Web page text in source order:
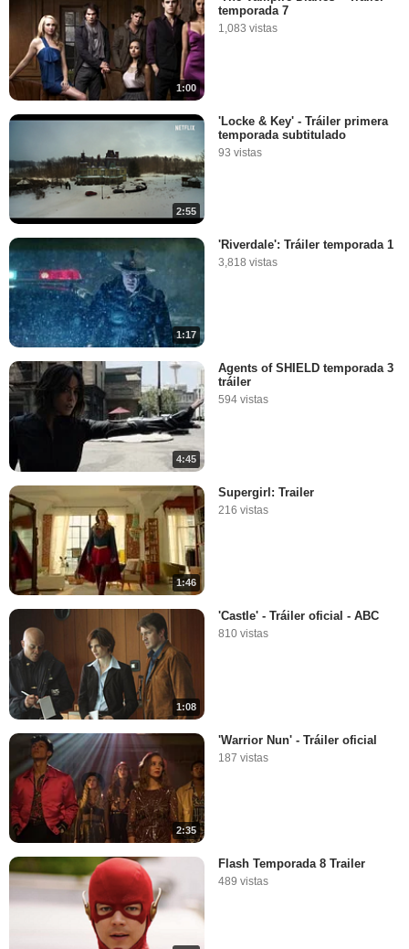
1:00
temporada 7
1,083 vistas
2:55
'Locke & Key' - Tráiler primera
temporada subtitulado
93 vistas
1:17
'Riverdale': Tráiler temporada 1
3,818 vistas
4:45
Agents of SHIELD temporada 3
tráiler
594 vistas
1:46
Supergirl: Trailer
216 vistas
1:08
'Castle' - Tráiler oficial - ABC
810 vistas
2:35
'Warrior Nun' - Tráiler oficial
187 vistas
Flash Temporada 8 Trailer
489 vistas